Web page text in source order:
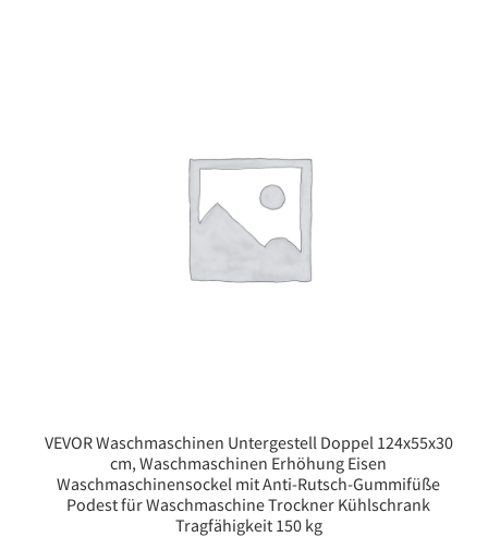
VEVOR Waschmaschinen Untergestell Doppel 124x55x30
cm, Waschmaschinen Erhöhung Eisen
Waschmaschinensockel mit Anti-Rutsch-Gummifüße
Podest für Waschmaschine Trockner Kühlschrank
Tragfähigkeit 150 kg